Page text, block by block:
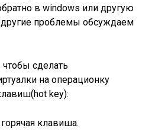
в windows или другую
проблемы обсуждаем
чтобы сделать
на операционку
key):
клавиша.